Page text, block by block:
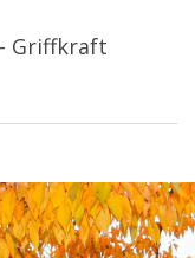
Griffkraft